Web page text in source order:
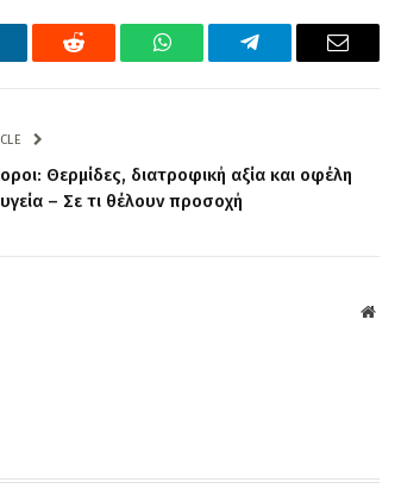
Reddit WhatsAppTelegram Email
Θερμίδες, διατροφική αξία και οφέλη
– Σε τι θέλουν προσοχή
Website